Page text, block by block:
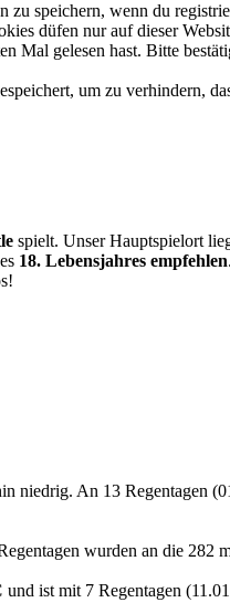
speichern, wenn du
düfen nur auf dieser
Mal gelesen hast. Bitte
um zu verhindern,
spielt. Unser Hauptspielort
18. Lebensjahres empfehlen
niedrig. An 13 Regentagen
wurden an die 282
und ist mit 7 Regentagen